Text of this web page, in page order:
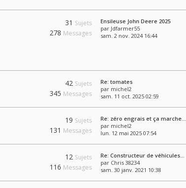
31 Sujets
278 Messages
Ensileuse John Deere 2025
par Jdfarmer55
sam. 2 nov. 2024 16:44
42 Sujets
345 Messages
Re: tomates
par michel2
sam. 11 oct. 2025 02:59
19 Sujets
131 Messages
Re: zéro engrais et ça marche…
par michel2
lun. 12 mai 2025 07:54
12 Sujets
116 Messages
Re: Constructeur de véhicules…
par Chris 38234
sam. 30 janv. 2021 10:38